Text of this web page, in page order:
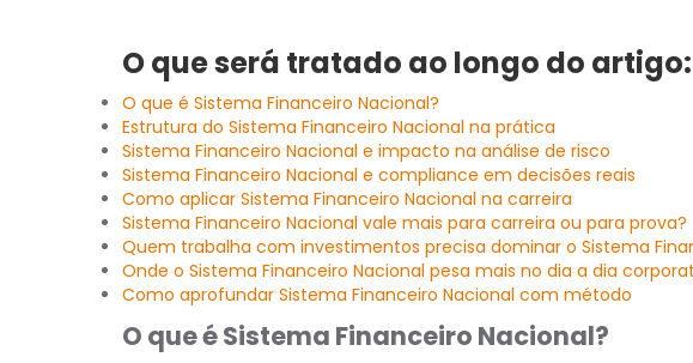
Modelagem Financeira Aplicada
Curso Avan. de Análise de Crédito
M&A – Fusões e Aquisições
Ver todos (+50 cursos)
O que será tratado ao longo do artigo:
O que é Sistema Financeiro Nacional?
Estrutura do Sistema Financeiro Nacional na prática
Sistema Financeiro Nacional e impacto na análise de risco
Sistema Financeiro Nacional e compliance em decisões reais
Como aplicar Sistema Financeiro Nacional na carreira
Sistema Financeiro Nacional vale mais para carreira ou para prova?
Quem trabalha com investimentos precisa dominar o Sistema
Onde o Sistema Financeiro Nacional pesa mais no dia a dia
Como aprofundar Sistema Financeiro Nacional com método
O que é Sistema Financeiro Nacional?